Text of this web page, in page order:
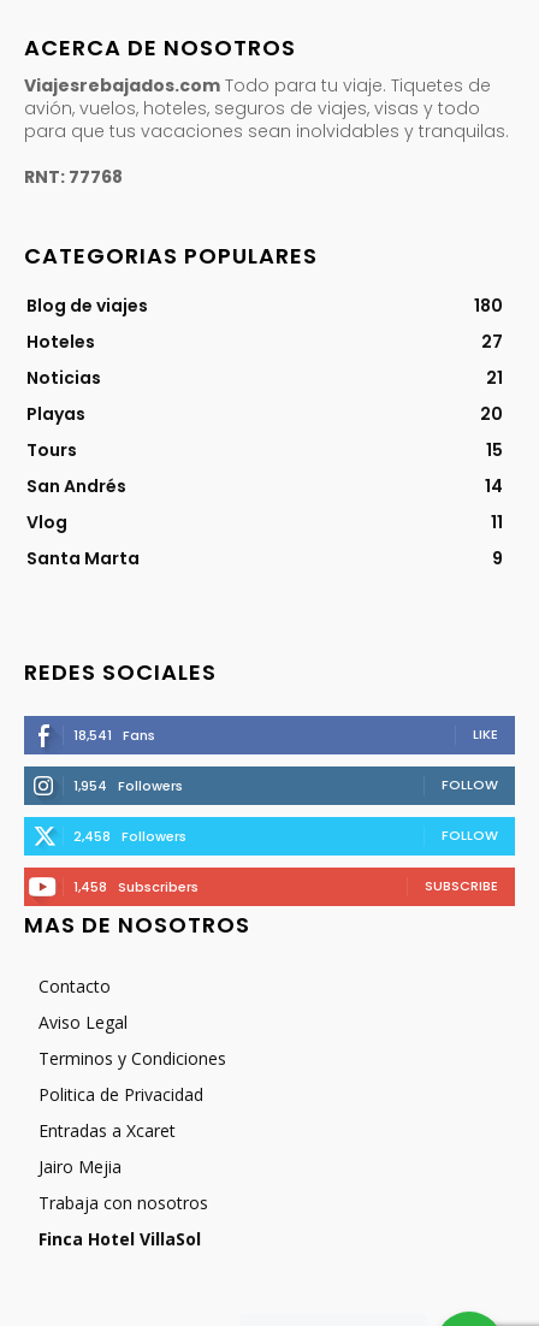
ACERCA DE NOSOTROS
Viajesrebajados.com Todo para tu viaje. Tiquetes de
avión, vuelos, hoteles, seguros de viajes, visas y todo
para que tus vacaciones sean inolvidables y tranquilas.
RNT: 77768
CATEGORIAS POPULARES
Blog de viajes
180
Hoteles
27
Noticias
21
Playas
20
Tours
15
San Andrés
14
Vlog
11
Santa Marta
9
REDES SOCIALES
18,541 Fans LIKE
1,954 Followers FOLLOW
2,458 Followers FOLLOW
1,458 Subscribers SUBSCRIBE
MAS DE NOSOTROS
Contacto
Aviso Legal
Terminos y Condiciones
Politica de Privacidad
Entradas a Xcaret
Jairo Mejia
Trabaja con nosotros
Finca Hotel VillaSol